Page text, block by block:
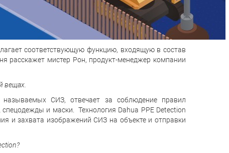
соответствующую функцию, входящую в состав
расскажет мистер Рон, продукт-менеджер компании
вещах.
СИЗ, отвечает за соблюдение правил
и маски. Технология Dahua PPE Detection
и захвата изображений СИЗ на объекте и отправки
?